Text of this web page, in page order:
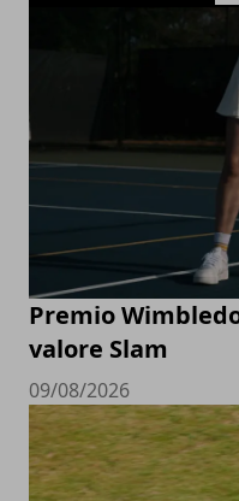
Premio
valore Slam
09/08/2026